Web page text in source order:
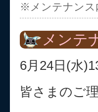
※メンテナンス
メンテ
6月24日(水
皆さまのご